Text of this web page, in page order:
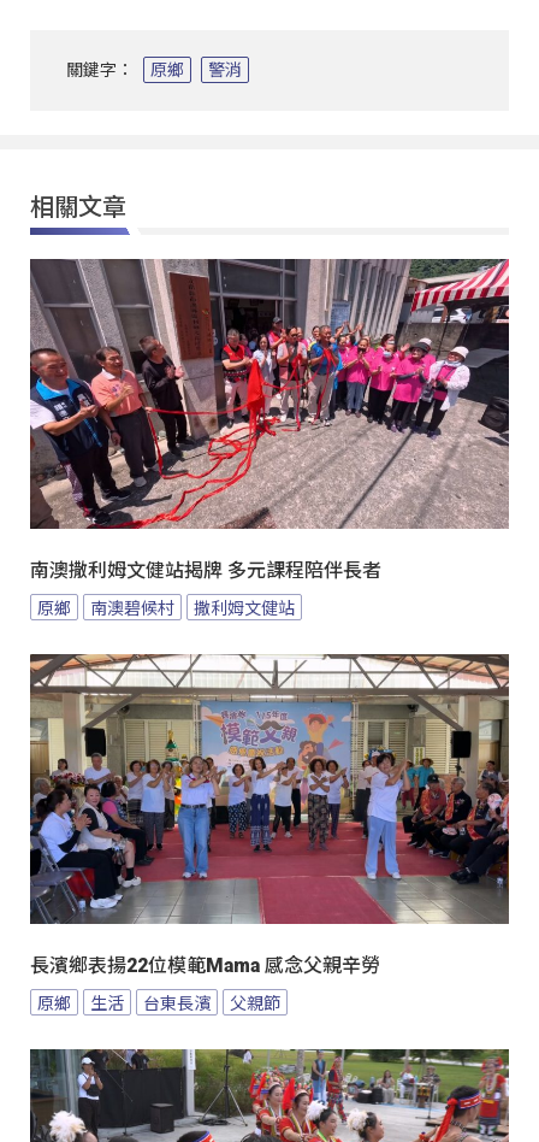
關鍵字： 原鄉 警消
相關文章
南澳撒利姆文健站揭牌 多元課程陪伴長者
原鄉 南澳碧候村 撒利姆文健站
長濱鄉表揚22位模範Mama 感念父親辛勞
原鄉 生活 台東長濱 父親節